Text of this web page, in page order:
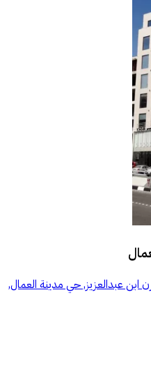
ابن عبدالعزيز, حي مدينة العمال,